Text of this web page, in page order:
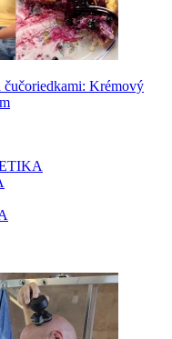
čučoriedkami: Krémový